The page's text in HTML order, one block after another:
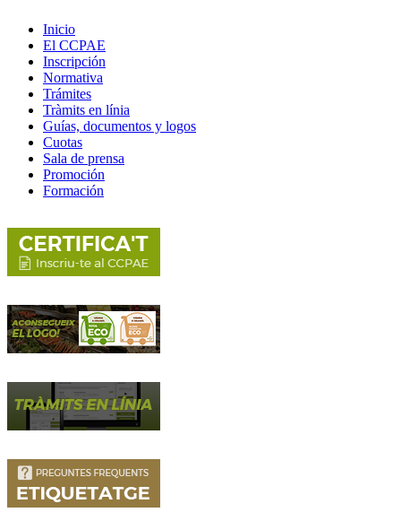
Inicio
El CCPAE
Inscripción
Normativa
Trámites
Tràmits en línia
Guías, documentos y logos
Cuotas
Sala de prensa
Promoción
Formación